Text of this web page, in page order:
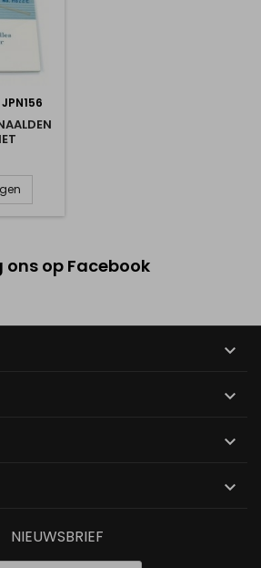
ons op Facebook




NIEUWSBRIEF